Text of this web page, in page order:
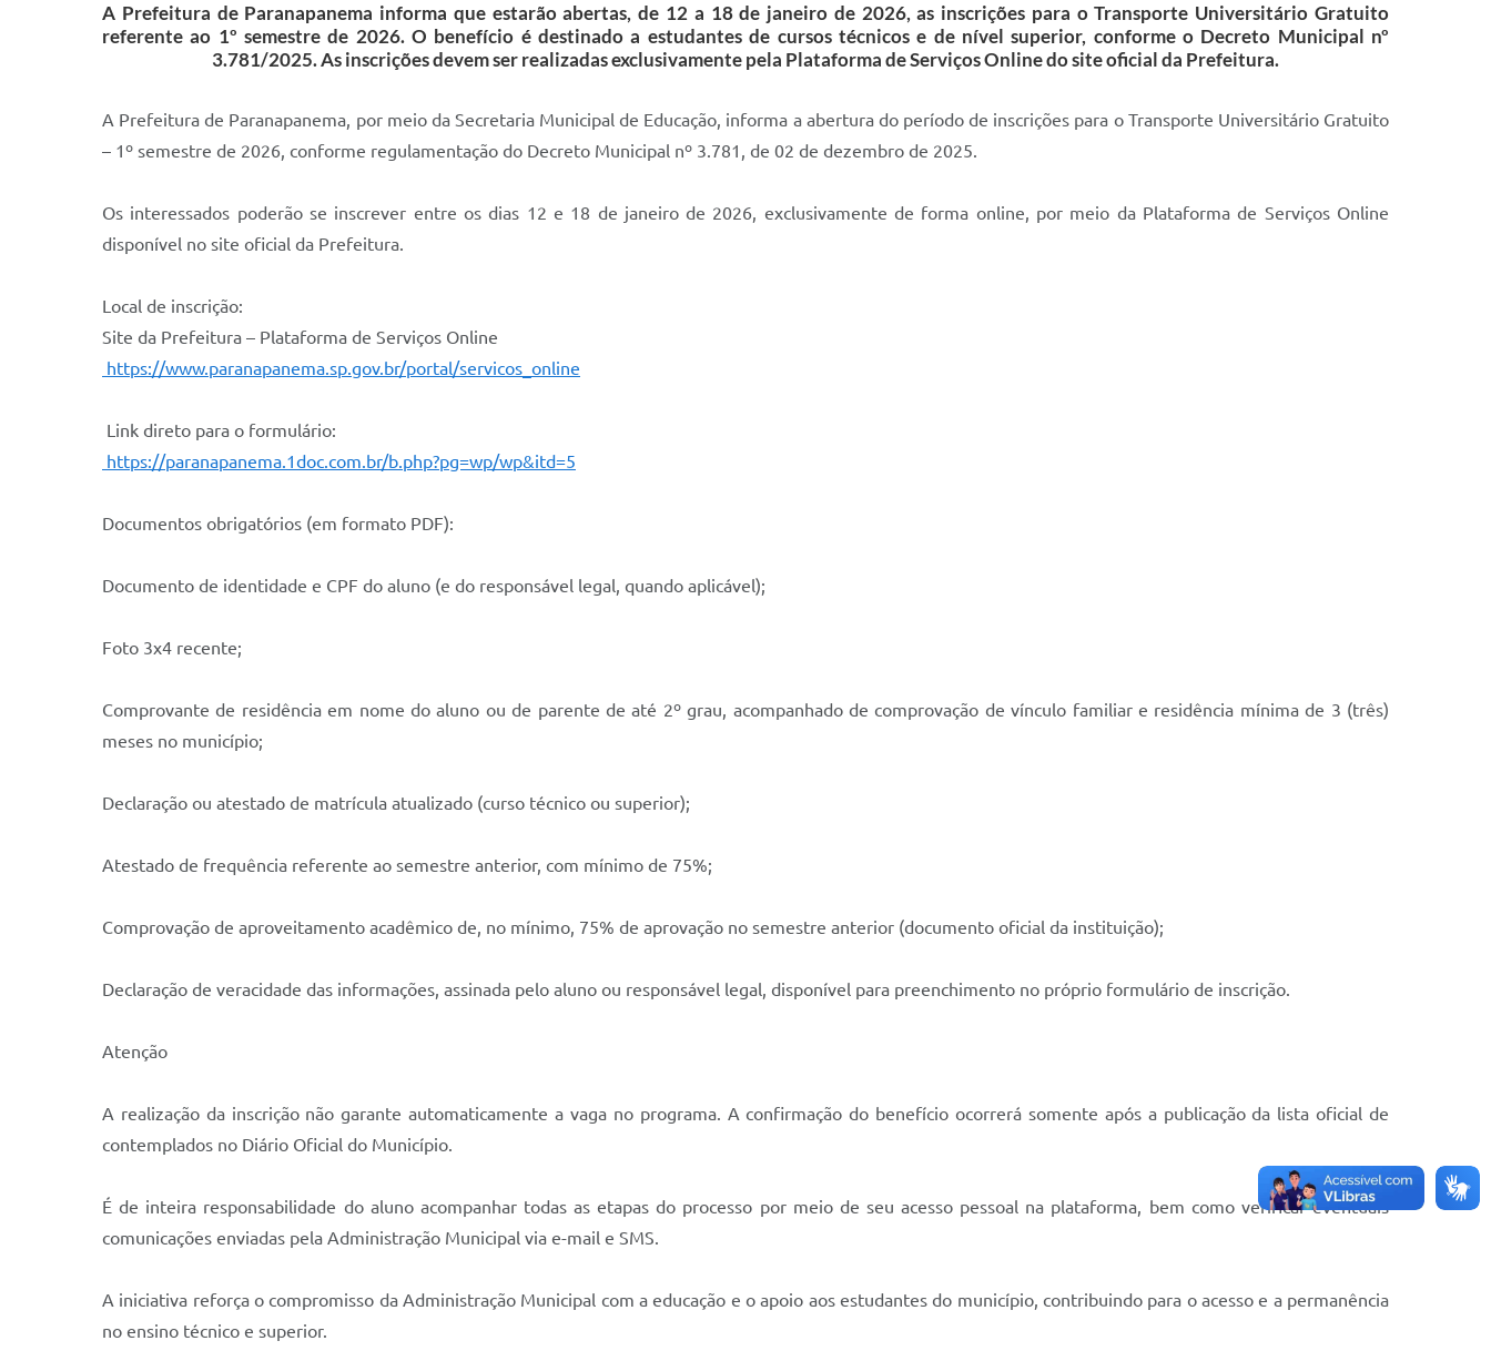
A Prefeitura de Paranapanema informa que estarão abertas, de 12 a 18 de janeiro de 2026, as inscrições para o Transporte Universitário Gratuito
referente ao 1º semestre de 2026. O benefício é destinado a estudantes de cursos técnicos e de nível superior, conforme o Decreto Municipal nº
3.781/2025. As inscrições devem ser realizadas exclusivamente pela Plataforma de Serviços Online do site oficial da Prefeitura.
A Prefeitura de Paranapanema, por meio da Secretaria Municipal de Educação, informa a abertura do período de inscrições para o Transporte Universitário Gratuito
– 1º semestre de 2026, conforme regulamentação do Decreto Municipal nº 3.781, de 02 de dezembro de 2025.
Os interessados poderão se inscrever entre os dias 12 e 18 de janeiro de 2026, exclusivamente de forma online, por meio da Plataforma de Serviços Online
disponível no site oficial da Prefeitura.
Local de inscrição:
Site da Prefeitura – Plataforma de Serviços Online
https://www.paranapanema.sp.gov.br/portal/servicos_online
Link direto para o formulário:
https://paranapanema.1doc.com.br/b.php?pg=wp/wp&itd=5
Documentos obrigatórios (em formato PDF):
Documento de identidade e CPF do aluno (e do responsável legal, quando aplicável);
Foto 3x4 recente;
Comprovante de residência em nome do aluno ou de parente de até 2º grau, acompanhado de comprovação de vínculo familiar e residência mínima de 3 (três)
meses no município;
Declaração ou atestado de matrícula atualizado (curso técnico ou superior);
Atestado de frequência referente ao semestre anterior, com mínimo de 75%;
Comprovação de aproveitamento acadêmico de, no mínimo, 75% de aprovação no semestre anterior (documento oficial da instituição);
Declaração de veracidade das informações, assinada pelo aluno ou responsável legal, disponível para preenchimento no próprio formulário de inscrição.
Atenção
A realização da inscrição não garante automaticamente a vaga no programa. A confirmação do benefício ocorrerá somente após a publicação da lista oficial de
contemplados no Diário Oficial do Município.
É de inteira responsabilidade do aluno acompanhar todas as etapas do processo por meio de seu acesso pessoal na plataforma, bem como verificar eventuais
comunicações enviadas pela Administração Municipal via e-mail e SMS.
A iniciativa reforça o compromisso da Administração Municipal com a educação e o apoio aos estudantes do município, contribuindo para o acesso e a permanência
no ensino técnico e superior.